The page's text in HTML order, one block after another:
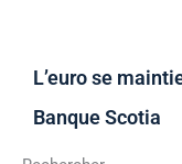
L’euro se
Banque Scotia